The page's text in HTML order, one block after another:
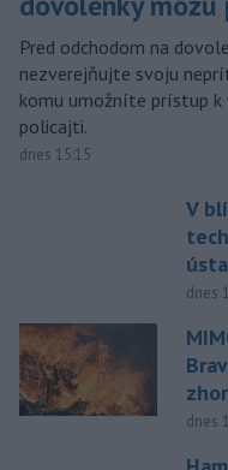
Pred odchodom na
nezverejňujte svoju
komu umožníte prístup k
policajti.
dnes 15:15
V
dnes
dnes